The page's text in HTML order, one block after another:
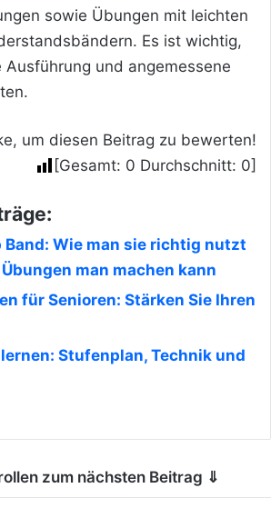
sowie Übungen mit leichten
Es ist wichtig,
Ausführung und angemessene
um diesen Beitrag zu bewerten!
[Gesamt: 0 Durchschnitt: 0]
Band: Wie man sie richtig nutzt
man machen kann
für Senioren: Stärken Sie Ihren
Stufenplan, Technik und
zum nächsten Beitrag ⇓